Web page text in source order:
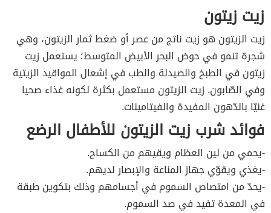
زيت زيتون
زيت الزيتون هو زيت ناتج من عصر أو ضغط ثمار الزيتون، وهي
شجرة تنمو في حوض البحر الأبيض المتوسط؛ يستعمل زيت
زيتون في الطبخ والصيدلة والطب في إشعال المواقيد الزيتية
وفي الصّابون. زيت الزيتون مستعمل بكثرة لكونه غذاء صحيا
غنيّا بالدّهون المفيدة والفيتامينات.
فوائد شرب زيت الزيتون للأطفال الرضع
-يحمي من لين العظام ويقيهم من الكساح.
-يغذي ويقوّي جهاز المناعة والإبصار لديهم.
-يحدّ من امتصاص السموم في أجسامهم وذلك بتكوين طبقة
في المعدة تفيد في صد السموم.